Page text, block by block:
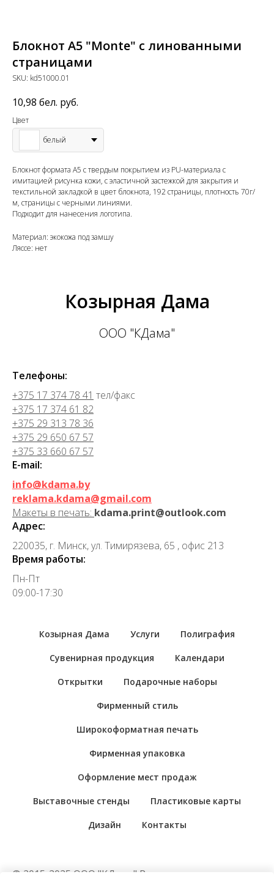
Блокнот A5 "Monte" с линованными
страницами
SKU: kd51000.01
10,98 бел. руб.
Цвет
белый
Блокнот формата А5 с твердым покрытием из PU-материала с
имитацией рисунка кожи, с эластичной застежкой для закрытия и
текстильной закладкой в цвет блокнота, 192 страницы, плотность 70г/
м, страницы с черными линиями.
Подходит для нанесения логотипа.
Материал: экокожа под замшу
Ляссе: нет
Козырная Дама
ООО "КДама"
Телефоны:
+375 17 374 78 41 тел/факс
+375 17 374 61 82
+375 29 313 78 36
+375 29 650 67 57
+375 33 660 67 57
E-mail:
info@kdama.by
reklama.kdama@gmail.com
Макеты в печать: kdama.print@outlook.com
Адрес:
220035, г. Минск, ул. Тимирязева, 65 , офис 213
Время работы:
Пн-Пт
09:00-17:30
Козырная Дама Услуги Полиграфия
Сувенирная продукция Календари
Открытки Подарочные наборы
Фирменный стиль
Широкоформатная печать
Фирменная упаковка
Оформление мест продаж
Выставочные стенды Пластиковые карты
Дизайн Контакты
© 2015-2025 ООО "КДама" Рекламно-